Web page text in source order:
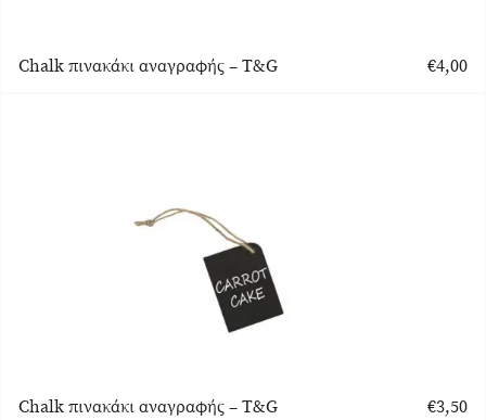
Chalk πινακάκι αναγραφής – T&G €4,00
Chalk πινακάκι αναγραφής – T&G €3,50